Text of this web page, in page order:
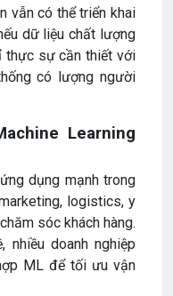
vẫn có thể triển khai
dữ liệu chất lượng
thực sự cần thiết với
có lượng người
Learning
dụng mạnh trong
logistics, y
sóc khách hàng.
nhiều doanh nghiệp
ML để tối ưu vận